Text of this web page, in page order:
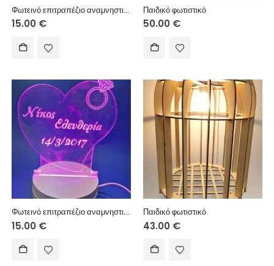
Φωτεινό επιτραπέζιο αναμνηστικό με USB πλαστική βάση 10 εκ. (κείμενο επιλογής σας)
15.00 €
Παιδικό φωτιστικό
50.00 €
Φωτεινό επιτραπέζιο αναμνηστικό με USB πλαστική βάση 10 εκ. (κείμενο επιλογής σας)
15.00 €
Παιδικό φωτιστικό
43.00 €